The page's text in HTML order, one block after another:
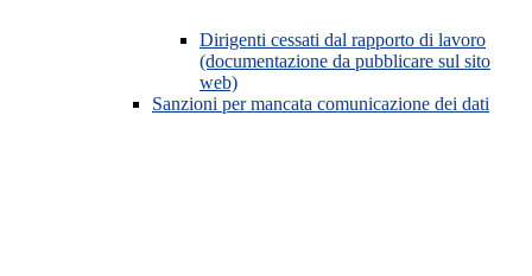
Dirigenti cessati dal rapporto di lavoro
(documentazione da pubblicare sul sito
web)
Sanzioni per mancata comunicazione dei dati